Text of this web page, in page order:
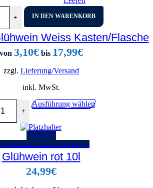
Glühwein Weiss Kasten/Flasche Menge
+ IN DEN WARENKORB
Weiss Kasten/Flasche
von 3,10€bis 17,99€
zzgl. Lieferung/Versand
inkl. MwSt.
Glühwein Weiss Kasten/Flasche Menge
+
Ausführung wählenDieses
Vorschau
Getränke-Liste hinzufügen
Glühwein rot 10l
24,99€